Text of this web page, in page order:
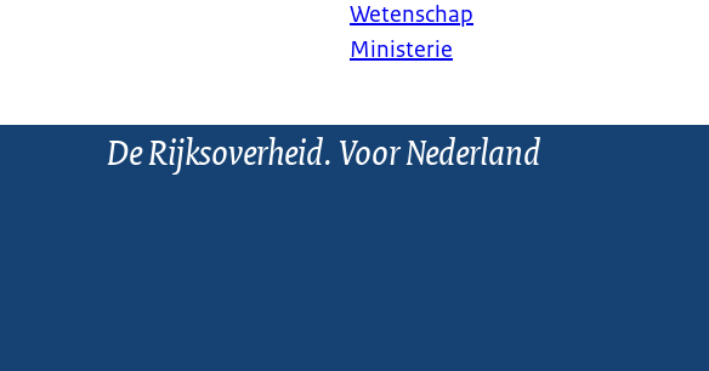
Wetenschap
Ministerie
De Rijksoverheid. Voor Nederland